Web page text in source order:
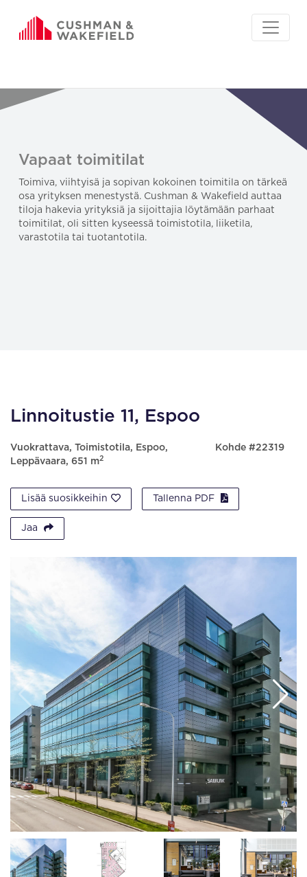
Vapaat toimitilat
Toimiva, viihtyisä ja sopivan kokoinen toimitila on tärkeä
osa yrityksen menestystä. Cushman & Wakefield auttaa
tiloja hakevia yrityksiä ja sijoittajia löytämään parhaat
toimitilat, oli sitten kyseessä toimistotila, liiketila,
varastotila tai tuotantotila.
Linnoitustie 11, Espoo
Vuokrattava, Toimistotila, Espoo,
Leppävaara, 651 m2
Kohde #22319
Lisää suosikkeihin Tallenna PDF
Jaa